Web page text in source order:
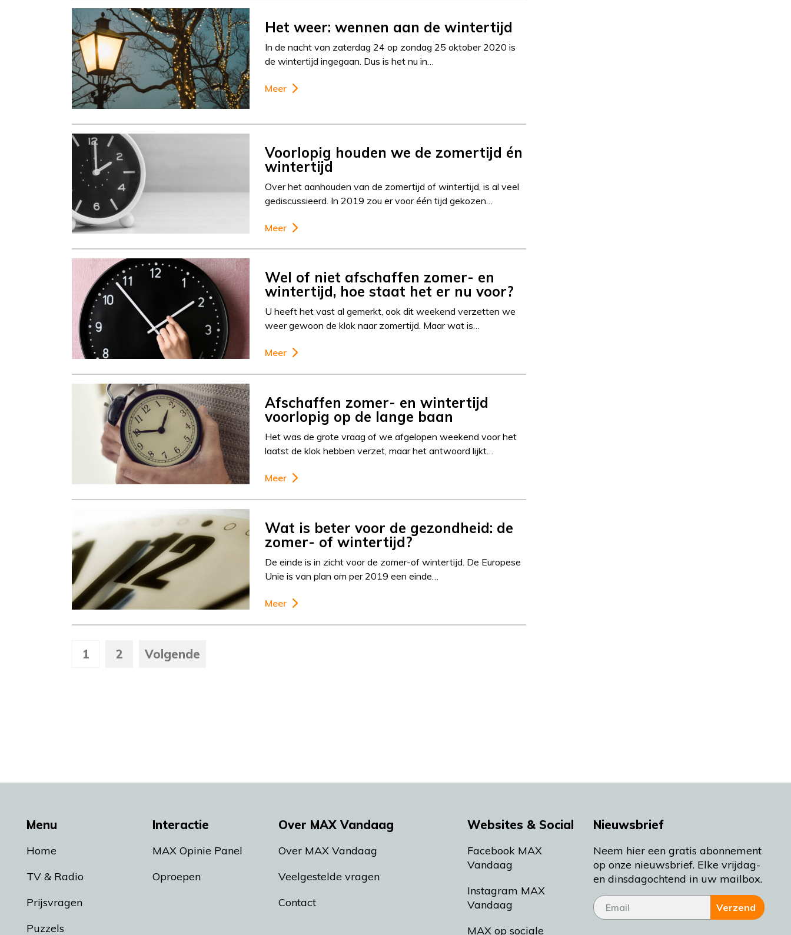
Het weer: wennen aan de wintertijd
In de nacht van zaterdag 24 op zondag 25 oktober 2020 is
de wintertijd ingegaan. Dus is het nu in…
Meer
Voorlopig houden we de zomertijd én
wintertijd
Over het aanhouden van de zomertijd of wintertijd, is al veel
gediscussieerd. In 2019 zou er voor één tijd gekozen…
Meer
Wel of niet afschaffen zomer- en
wintertijd, hoe staat het er nu voor?
U heeft het vast al gemerkt, ook dit weekend verzetten we
weer gewoon de klok naar zomertijd. Maar wat is…
Meer
Afschaffen zomer- en wintertijd
voorlopig op de lange baan
Het was de grote vraag of we afgelopen weekend voor het
laatst de klok hebben verzet, maar het antwoord lijkt…
Meer
Wat is beter voor de gezondheid: de
zomer- of wintertijd?
De einde is in zicht voor de zomer-of wintertijd. De Europese
Unie is van plan om per 2019 een einde…
Meer
1 2 Volgende
Menu
Home
TV & Radio
Prijsvragen
Puzzels
Interactie
MAX Opinie Panel
Oproepen
Over MAX Vandaag
Over MAX Vandaag
Veelgestelde vragen
Contact
Websites & Social
Facebook MAX
Vandaag
Instagram MAX
Vandaag
MAX op sociale
Nieuwsbrief
Neem hier een gratis abonnement
op onze nieuwsbrief. Elke vrijdag-
en dinsdagochtend in uw mailbox.
Verzend